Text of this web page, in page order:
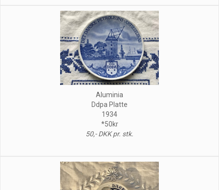
Aluminia
Ddpa Platte
1934
*50kr
50,- DKK pr. stk.